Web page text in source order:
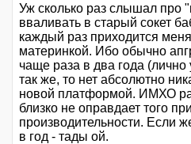
Уж сколько раз слышал про
вваливать в старый сокет
каждый раз приходится
материнкой. Ибо обычно
чаще раза в два года
так же, то нет абсолютно
новой платформой. ИМХО
близко не оправдает того
производительности. Если
в год - тады ой.